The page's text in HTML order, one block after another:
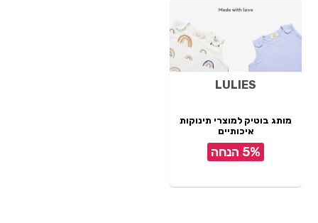
LULIES
מותג בוטיק למוצרי תינוקות
איכותיים
5% הנחה